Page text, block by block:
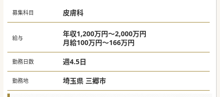
募集科目 皮膚科
給与
年収1,200万円～2,000万円
月給100万円～166万円
勤務日数 週4.5日
勤務地 埼玉県 三郷市